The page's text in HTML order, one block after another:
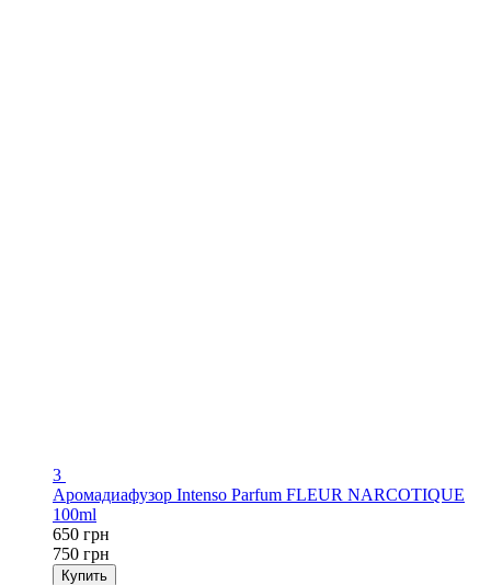
3
Аромадиaфузор Intenso Parfum FLEUR NARCOTIQUE
100ml
650 грн
750 грн
Купить